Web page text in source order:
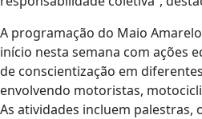
A programação do Maio
início nesta semana com ações
de conscientização em
envolvendo motoristas,
As atividades incluem palestras,